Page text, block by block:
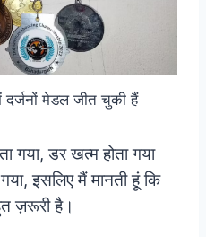
मेडल जीत चुकी हैं
गया, डर खत्म होता गया
इसलिए मैं मानती हूं कि
ज़रूरी है।